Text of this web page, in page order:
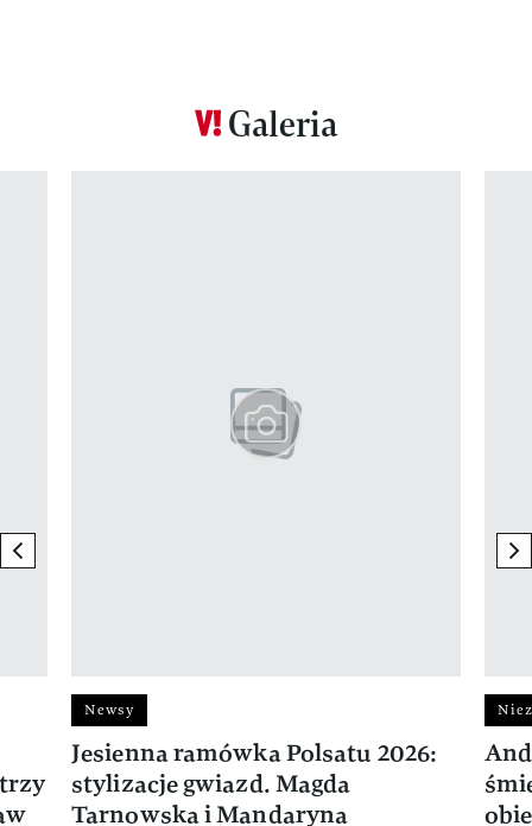
Galeria
previous element
Newsy
Jesienna ramówka Polsatu 2026:
stylizacje gwiazd. Magda
Tarnowska i Mandaryna